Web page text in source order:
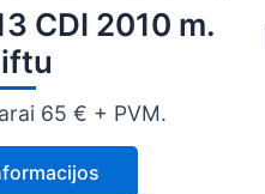
CDI 2010 m.
65 € + PVM.